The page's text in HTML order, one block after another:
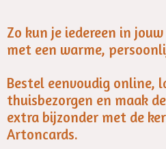
Zo kun je iedereen in
met een warme,
Bestel eenvoudig online,
thuisbezorgen en maak
extra bijzonder met de
Artoncards.